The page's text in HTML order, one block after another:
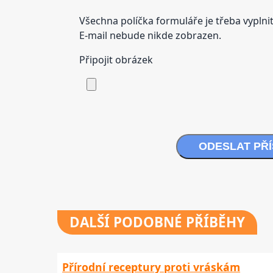
Všechna políčka formuláře je třeba
E-mail nebude nikde zobrazen.
Připojit obrázek
ODESLAT
DALŠÍ PODOBNÉ PŘÍBĚHY
Přírodní receptury proti vráskám